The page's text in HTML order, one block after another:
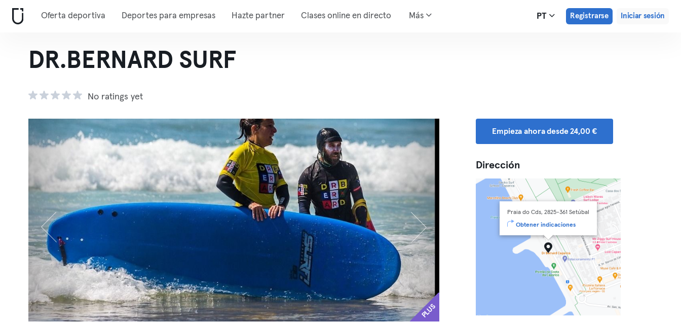
Oferta deportiva Deportes para empresas Hazte partner Clases online en directo Más PT Registrarse Iniciar sesión
DR.BERNARD SURF
No ratings yet
PLUS
Empieza ahora desde 24,00 €
Dirección
Praia do Cds, 2825-361 Setúbal
Obtener indicaciones